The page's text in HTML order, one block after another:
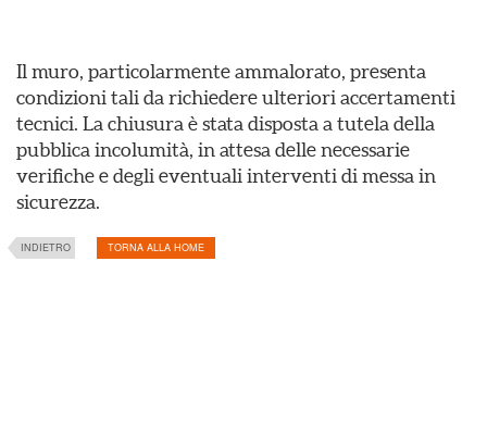
Il muro, particolarmente ammalorato, presenta
condizioni tali da richiedere ulteriori accertamenti
tecnici. La chiusura è stata disposta a tutela della
pubblica incolumità, in attesa delle necessarie
verifiche e degli eventuali interventi di messa in
sicurezza.
INDIETRO TORNA ALLA HOME